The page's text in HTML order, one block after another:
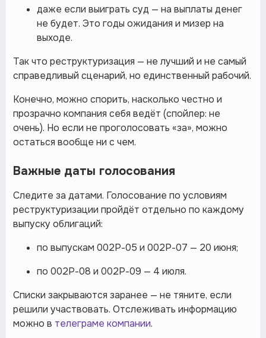
даже если выиграть суд — на выплаты денег
не будет. Это годы ожидания и мизер на
выходе.
Так что реструктуризация — не лучший и не самый
справедливый сценарий, но единственный рабочий.
Конечно, можно спорить, насколько честно и
прозрачно компания себя ведёт (спойлер: не
очень). Но если не проголосовать «за», можно
остаться вообще ни с чем.
Важные даты голосования
Следите за датами. Голосование по условиям
реструктуризации пройдёт отдельно по каждому
выпуску облигаций:
по выпускам 002Р-05 и 002Р-07 — 20 июня;
по 002Р-08 и 002Р-09 — 4 июля.
Списки закрываются заранее — не тяните, если
решили участвовать. Отслеживать информацию
можно в телеграме компании.